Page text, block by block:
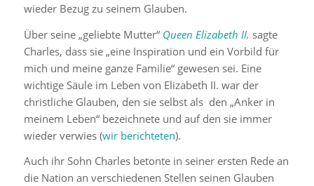
wieder Bezug zu seinem Glauben.
Über seine „geliebte Mutter“ Queen Elizabeth II. sagte
Charles, dass sie „eine Inspiration und ein Vorbild für
mich und meine ganze Familie“ gewesen sei. Eine
wichtige Säule im Leben von Elizabeth II. war der
christliche Glauben, den sie selbst als den „Anker in
meinem Leben“ bezeichnete und auf den sie immer
wieder verwies (wir berichteten).
Auch ihr Sohn Charles betonte in seiner ersten Rede an
die Nation an verschiedenen Stellen seinen Glauben